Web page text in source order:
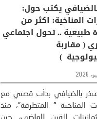
الكبرى .. كيف
الإنسان والعالم؟
بالضيافي ** المنعطف
** والتحول السوسيولوجي،
تشكيل القوة عالميًا، **
يدخل لحظة تاريخ...
More